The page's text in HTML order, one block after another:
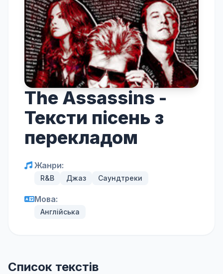
The Assassins -
Тексти пісень з
перекладом
Жанри:
R&B Джаз Саундтреки
Мова:
Англійська
Список текстів